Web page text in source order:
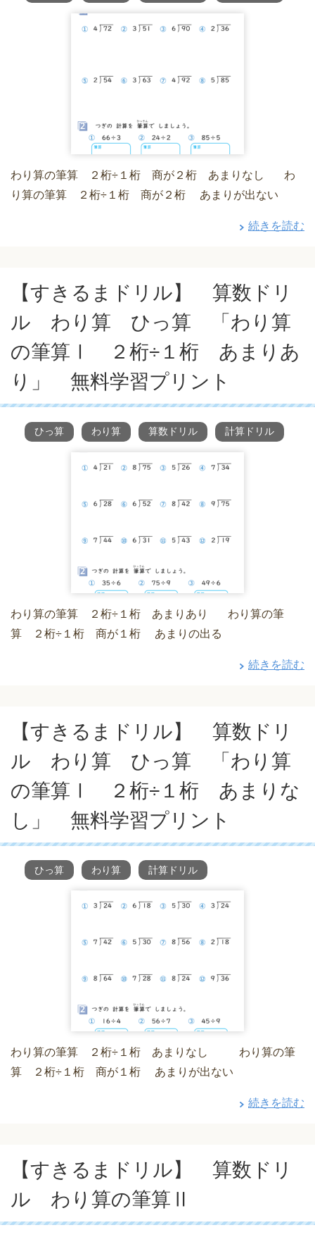
わり算の筆算 ２桁÷１桁 商が２桁 あまりなし わ
り算の筆算 ２桁÷１桁 商が２桁 あまりが出ない
続きを読む
【すきるまドリル】 算数ドリ
ル わり算 ひっ算 「わり算
の筆算Ⅰ ２桁÷１桁 あまりあ
り」 無料学習プリント
ひっ算 わり算 算数ドリル 計算ドリル
わり算の筆算 ２桁÷１桁 あまりあり わり算の筆
算 ２桁÷１桁 商が１桁 あまりの出る
続きを読む
【すきるまドリル】 算数ドリ
ル わり算 ひっ算 「わり算
の筆算Ⅰ ２桁÷１桁 あまりな
し」 無料学習プリント
ひっ算 わり算 計算ドリル
わり算の筆算 ２桁÷１桁 あまりなし わり算の筆
算 ２桁÷１桁 商が１桁 あまりが出ない
続きを読む
【すきるまドリル】 算数ドリ
ル わり算の筆算Ⅱ